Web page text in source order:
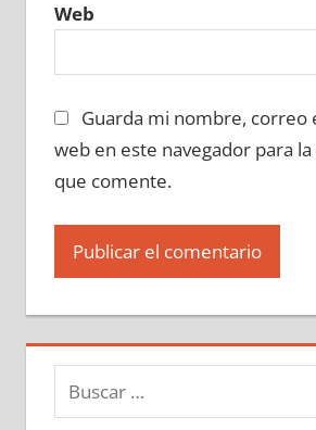
Web
Guarda mi nombre, correo
web en este navegador para
que comente.